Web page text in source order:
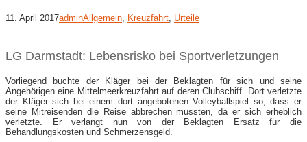
11. April 2017adminAllgemein Kreuzfahrt Urteile
LG Darmstadt: Lebensrisko bei Sportverletzungen
Vorliegend buchte der Kläger bei der Beklagten für sich und seine
Angehörigen eine Mittelmeerkreuzfahrt auf deren Clubschiff. Dort verletzte
der Kläger sich bei einem dort angebotenen Volleyballspiel so, dass er
seine Mitreisenden die Reise abbrechen mussten, da er sich erheblich
verletzte. Er verlangt nun von der Beklagten Ersatz für die
Behandlungskosten und Schmerzensgeld.